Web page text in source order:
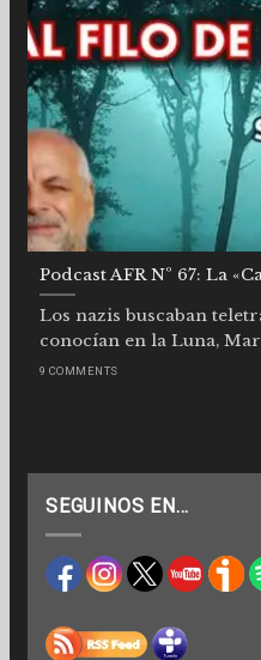
Podcast AFR Nº 67: La
Los nazis buscaban
conocían en la Luna,
9 COMMENTS
SEGUINOS EN…